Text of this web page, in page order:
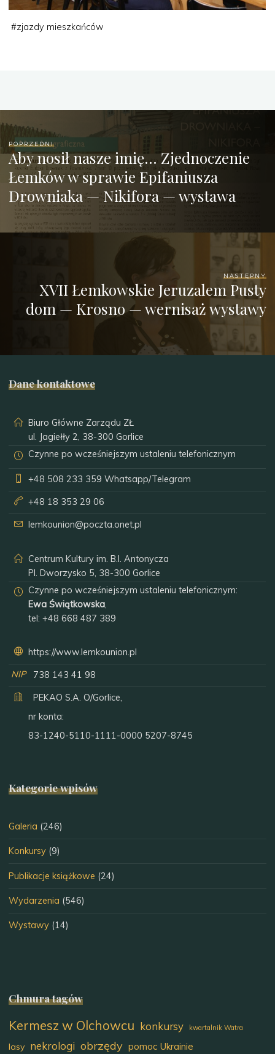
#zjazdy mieszkańców
POPRZEDNI
Aby nosił nasze imię… Zjednoczenie
Łemków w sprawie Epifaniusza
Drowniaka — Nikifora — wystawa
NASTĘPNY
XVII Łemkowskie Jeruzalem Pusty
dom — Krosno — wernisaż wystawy
Dane kontaktowe
Biuro Główne Zarządu ZŁ
ul. Jagiełły 2, 38-300 Gorlice
Czynne po wcześniejszym ustaleniu telefonicznym
+48 508 233 359 Whatsapp/Telegram
+48 18 353 29 06
lemkounion@poczta.onet.pl
Centrum Kultury im. B.I. Antonycza
Pl. Dworzysko 5, 38-300 Gorlice
Czynne po wcześniejszym ustaleniu telefonicznym:
Ewa Świątkowska,
tel:+48 668 487 389
https://www.lemkounion.pl
NIP
738 143 41 98
PEKAO S.A. O/Gorlice,
nr konta:
83-1240-5110-1111-0000 5207-8745
Kategorie wpisów
Galeria (246)
Konkursy (9)
Publikacje książkowe (24)
Wydarzenia (546)
Wystawy (14)
Chmura tagów
Kermesz w Olchowcu konkursy kwartalnik Watra
lasy nekrologi obrzędy pomoc Ukrainie